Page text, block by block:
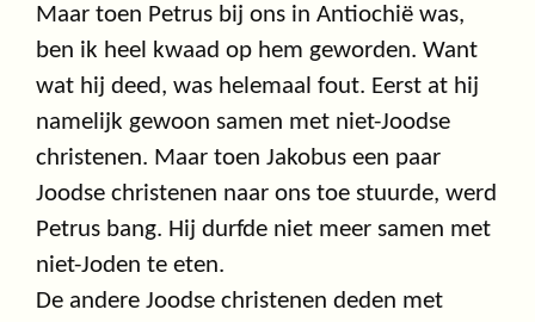
Maar toen Petrus bij ons in Antiochië was,
ben ik heel kwaad op hem geworden. Want
wat hij deed, was helemaal fout. Eerst at hij
namelijk gewoon samen met niet-Joodse
christenen. Maar toen Jakobus een paar
Joodse christenen naar ons toe stuurde, werd
Petrus bang. Hij durfde niet meer samen met
niet-Joden te eten.
De andere Joodse christenen deden met